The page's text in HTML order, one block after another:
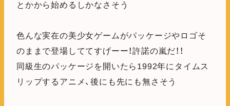
とかから始めるしかなさそう
色んな実在の美少女ゲームがパッケージやロゴそ
のままで登場しててすげーー！許諾の嵐だ！！
同級生のパッケージを開いたら1992年にタイムス
リップするアニメ、後にも先にも無さそう